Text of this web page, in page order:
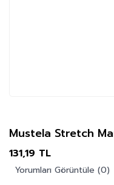
Mustela Stretch
131,19 TL
Yorumları Görüntüle (0)